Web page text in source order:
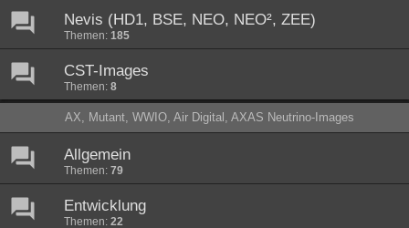
Nevis (HD1, BSE, NEO, NEO², ZEE)
Themen: 185
CST-Images
Themen: 8
AX, Mutant, WWIO, Air Digital, AXAS Neutrino-Images
Allgemein
Themen: 79
Entwicklung
Themen: 22